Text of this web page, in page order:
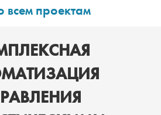
всем проектам